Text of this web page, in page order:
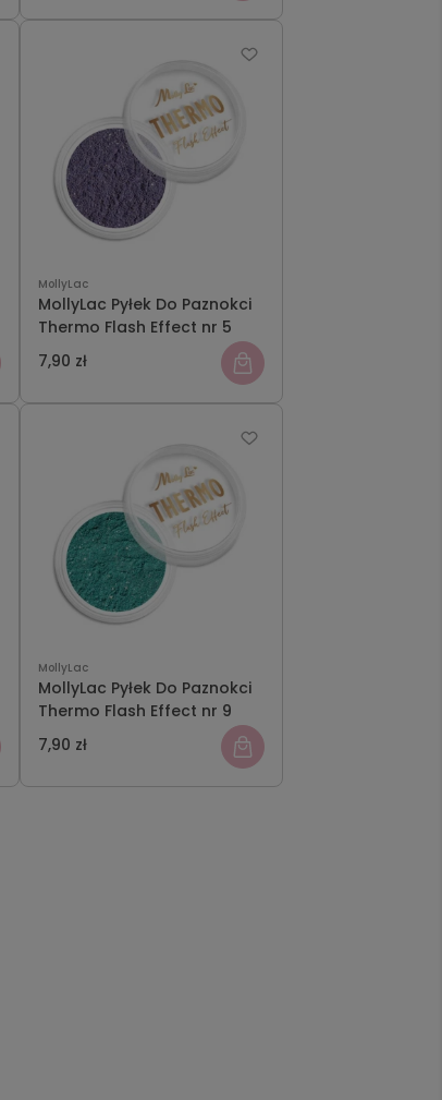
MollyLac
MollyLac Pyłek Do Paznokci
Thermo Flash Effect nr 5
7,90 zł
MollyLac
MollyLac Pyłek Do Paznokci
Thermo Flash Effect nr 9
7,90 zł